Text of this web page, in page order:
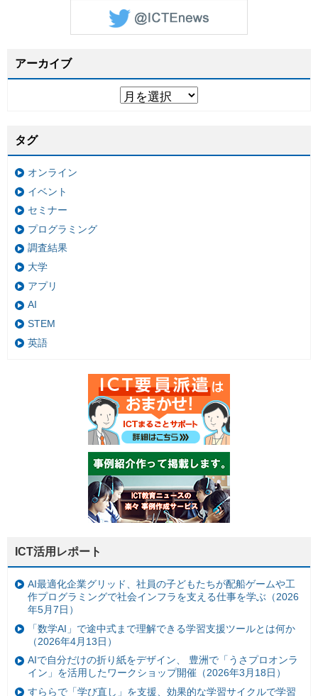
アーカイブ
タグ
オンライン
イベント
セミナー
プログラミング
調査結果
大学
アプリ
AI
STEM
英語
ICT活用レポート
AI最適化企業グリッド、社員の子どもたちが配船ゲームや工
作プログラミングで社会インフラを支える仕事を学ぶ（2026
年5月7日）
「数学AI」で途中式まで理解できる学習支援ツールとは何か
（2026年4月13日）
AIで自分だけの折り紙をデザイン、 豊洲で「うさプロオンラ
イン」を活用したワークショップ開催（2026年3月18日）
すららで「学び直し」を支援、効果的な学習サイクルで学習